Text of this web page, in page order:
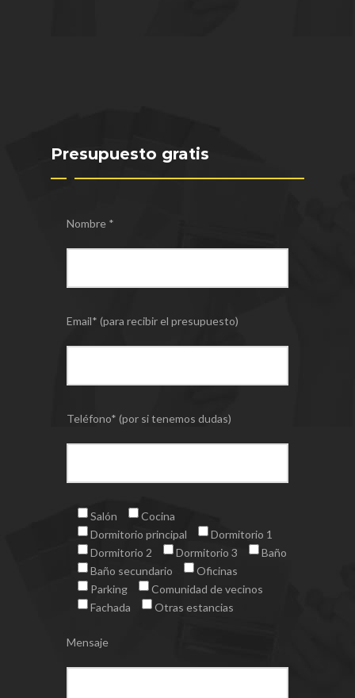
Presupuesto gratis
Nombre *
Email* (para recibir el presupuesto)
Teléfono* (por si tenemos dudas)
Salón
Cocina
Dormitorio principal
Dormitorio 1
Dormitorio 2
Dormitorio 3
Baño
Baño secundario
Oficinas
Parking
Comunidad de vecinos
Fachada
Otras estancias
Mensaje